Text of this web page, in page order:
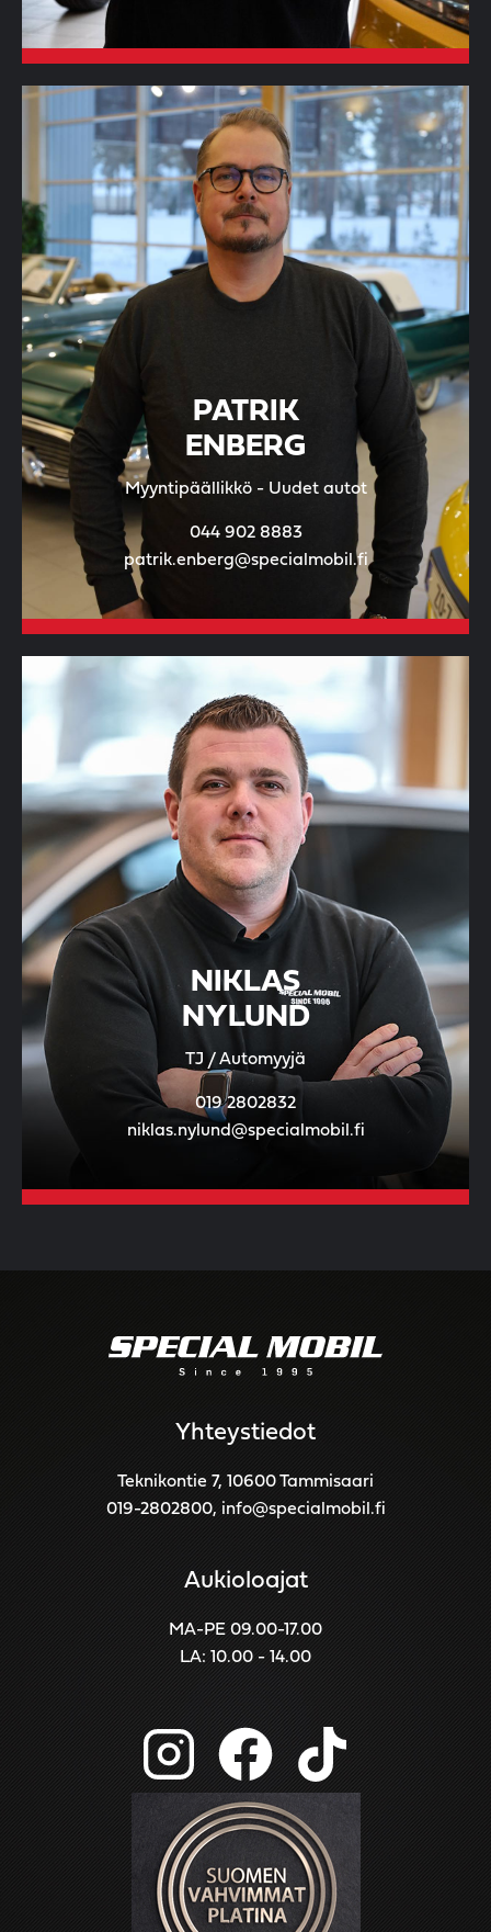
PATRIK
ENBERG
Myyntipäällikkö - Uudet autot
044 902 8883
patrik.enberg@specialmobil.fi
NIKLAS
NYLUND
TJ / Automyyjä
019 2802832
niklas.nylund@specialmobil.fi
Yhteystiedot
Teknikontie 7, 10600 Tammisaari
019-2802800, info@specialmobil.fi
Aukioloajat
MA-PE 09.00-17.00
LA: 10.00 - 14.00